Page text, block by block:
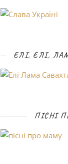
ЕЛІ, ЕЛІ,
ПІСНІ